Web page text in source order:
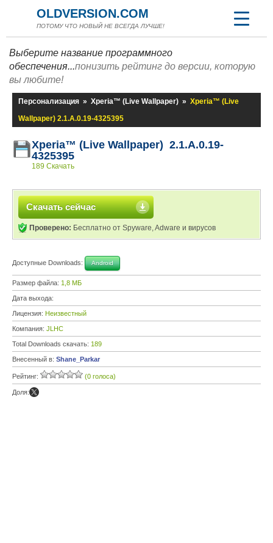
OLDVERSION.COM
ПОТОМУ ЧТО НОВЫЙ НЕ ВСЕГДА ЛУЧШЕ!
Выберите название программного
обеспечения...понизить рейтинг до версии, которую
вы любите!
Персонализация » Xperia™ (Live Wallpaper) » Xperia™ (Live
Wallpaper) 2.1.A.0.19-4325395
Xperia™ (Live Wallpaper) 2.1.A.0.19-
4325395
189 Скачать
Скачать сейчас
Проверено: Бесплатно от Spyware, Adware и вирусов
Доступные Downloads: Android
Размер файла: 1,8 МБ
Дата выхода:
Лицензия: Неизвестный
Компания: JLHC
Total Downloads скачать: 189
Внесенный в: Shane_Parkar
Рейтинг: (0 голоса)
Доля: